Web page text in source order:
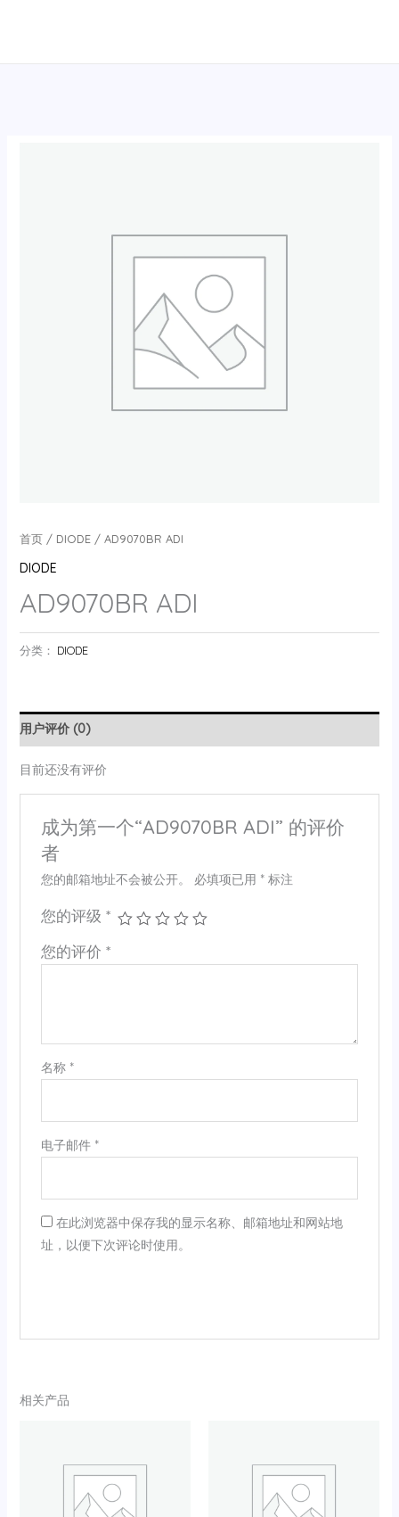
首页/ DIODE/ AD9070BR ADI
DIODE
AD9070BR ADI
分类： DIODE
用户评价 (0)
目前还没有评价
成为第一个“AD9070BR ADI” 的评价
者
您的邮箱地址不会被公开。 必填项已用 *标注
您的评级 *
您的评价 *
名称 *
电子邮件 *
在此浏览器中保存我的显示名称、邮箱地址和网站地
址，以便下次评论时使用。
相关产品